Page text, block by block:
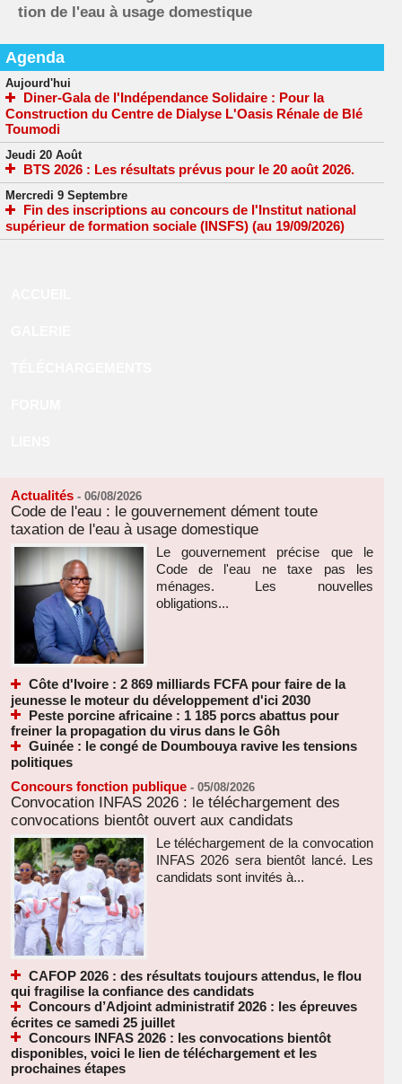
tion de l'eau à usage domestique
Agenda
Aujourd'hui
Diner-Gala de l'Indépendance Solidaire : Pour la
Construction du Centre de Dialyse L'Oasis Rénale de Blé
Toumodi
Jeudi 20 Août
BTS 2026 : Les résultats prévus pour le 20 août 2026.
Mercredi 9 Septembre
Fin des inscriptions au concours de l'Institut national
supérieur de formation sociale (INSFS) (au 19/09/2026)
Actualités - 06/08/2026
Code de l'eau : le gouvernement dément toute
taxation de l'eau à usage domestique
Le gouvernement précise que le
Code de l'eau ne taxe pas les
ménages. Les nouvelles
obligations...
Côte d'Ivoire : 2 869 milliards FCFA pour faire de la
jeunesse le moteur du développement d'ici 2030
Peste porcine africaine : 1 185 porcs abattus pour
freiner la propagation du virus dans le Gôh
Guinée : le congé de Doumbouya ravive les tensions
politiques
Concours fonction publique - 05/08/2026
Convocation INFAS 2026 : le téléchargement des
convocations bientôt ouvert aux candidats
Le téléchargement de la convocation
INFAS 2026 sera bientôt lancé. Les
candidats sont invités à...
CAFOP 2026 : des résultats toujours attendus, le flou
qui fragilise la confiance des candidats
Concours d’Adjoint administratif 2026 : les épreuves
écrites ce samedi 25 juillet
Concours INFAS 2026 : les convocations bientôt
disponibles, voici le lien de téléchargement et les
prochaines étapes